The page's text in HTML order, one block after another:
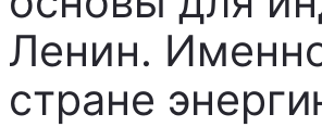
Ленин.
стране